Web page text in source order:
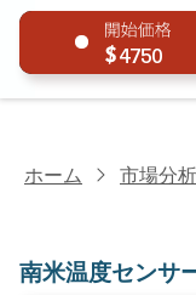
4750
ホーム 市場分析
南米温度センサ